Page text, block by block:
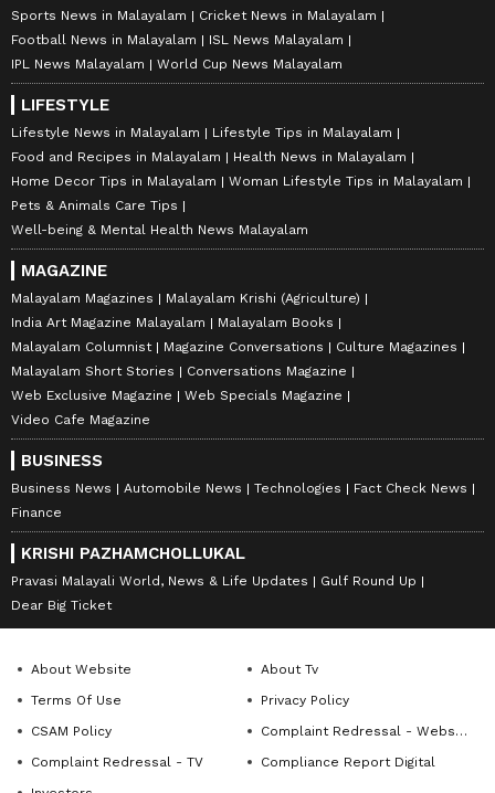
Sports News in Malayalam
Cricket News in Malayalam
Football News in Malayalam
ISL News Malayalam
IPL News Malayalam
World Cup News Malayalam
LIFESTYLE
Lifestyle News in Malayalam
Lifestyle Tips in Malayalam
Food and Recipes in Malayalam
Health News in Malayalam
Home Decor Tips in Malayalam
Woman Lifestyle Tips in Malayalam
Pets & Animals Care Tips
Well-being & Mental Health News Malayalam
MAGAZINE
Malayalam Magazines
Malayalam Krishi (Agriculture)
India Art Magazine Malayalam
Malayalam Books
Malayalam Columnist
Magazine Conversations
Culture Magazines
Malayalam Short Stories
Conversations Magazine
Web Exclusive Magazine
Web Specials Magazine
Video Cafe Magazine
BUSINESS
Business News Automobile News Technologies
Fact Check News
Finance
KRISHI PAZHAMCHOLLUKAL
Pravasi Malayali World, News & Life Updates
Gulf Round Up
Dear Big Ticket
About Website
About Tv
Terms Of Use
Privacy Policy
CSAM Policy
Complaint Redressal - Website
Complaint Redressal - TV
Compliance Report Digital